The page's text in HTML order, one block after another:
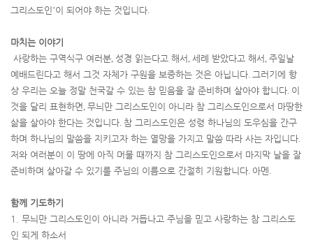
그리스도인’이 되어야 하는 것입니다.
마치는 이야기
사랑하는 구역식구 여러분, 성경 읽는다고 해서 , 세례 받았다고 해서 , 주일날
예배드린다고 해서 그것 자체가 구원을 보증하는 것은 아닙니다. 그러기에 항
상 우리는 오늘 정말 천국갈 수 있는 참 믿음을 잘 준비하며 살아야 합니다. 이
것을 달리 표현하면, 무늬만 그리스도인이 아니라 참 그리스도인으로서 마땅한
삶을 살아야 한다는 것입니다. 참 그리스도인은 성령 하나님의 도우심을 간구
하며 하나님의 말씀을 지키고자 하는 열망을 가지고 말씀 따라 사는 자입니다.
저와 여러분이 이 땅에 아직 머물 때까지 참 그리스도인으로서 마지막 날을 잘
준비하며 살아갈 수 있기를 주님의 이름으로 간절히 기원합니다. 아멘.
함께 기도하기
1. 무늬만 그리스도인이 아니라 거듭나고 주님을 믿고 사랑하는 참 그리스도
인 되게 하소서